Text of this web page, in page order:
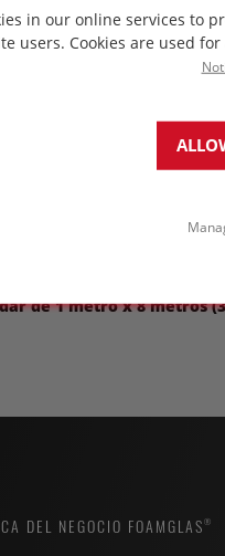
in our online services to
users. Cookies are used
que se utilizará
Capa a prueba de
de 1 metro x 8 metros
DEL NEGOCIO FOAMGLAS®